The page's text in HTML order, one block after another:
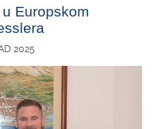
Europskom
2025